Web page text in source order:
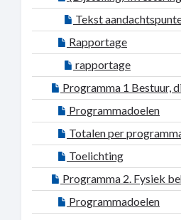
Tekst
Rapportage
rapportage
Programma 1 Bestuur,
Programmadoelen
Totalen per
Toelichting
Programma 2. Fysiek
Programmadoelen